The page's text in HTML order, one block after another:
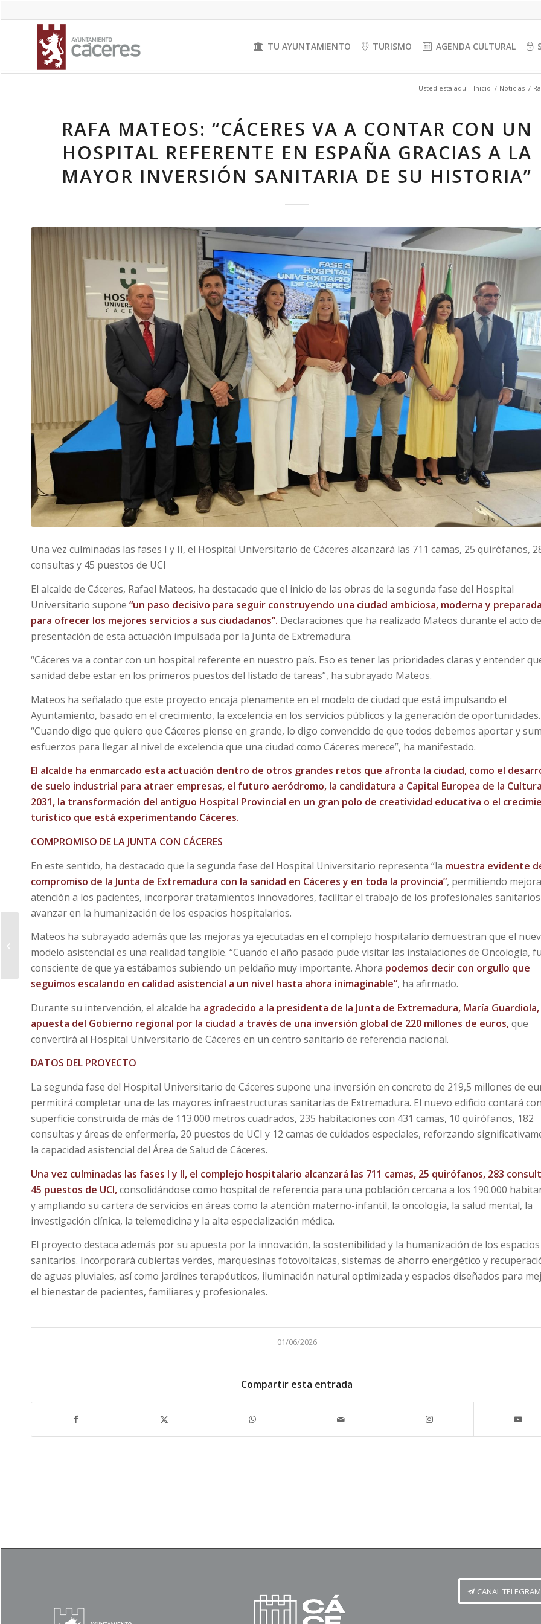
TU AYUNTAMIENTO TURISMO AGENDA CULTURAL
Usted está aquí: Inicio / Noticias /
RAFA MATEOS: “CÁCERES VA A CONTAR CON UN
HOSPITAL REFERENTE EN ESPAÑA GRACIAS A LA
MAYOR INVERSIÓN SANITARIA DE SU HISTORIA”
Una vez culminadas las fases I y II, el Hospital Universitario de Cáceres alcanzará las 711 camas, 25 quirófanos,
consultas y 45 puestos de UCI
El alcalde de Cáceres, Rafael Mateos, ha destacado que el inicio de las obras de la segunda fase del Hospital
Universitario supone “un paso decisivo para seguir construyendo una ciudad ambiciosa, moderna y preparada
para ofrecer los mejores servicios a sus ciudadanos”. Declaraciones que ha realizado Mateos durante el acto de
presentación de esta actuación impulsada por la Junta de Extremadura.
“Cáceres va a contar con un hospital referente en nuestro país. Eso es tener las prioridades claras y entender
sanidad debe estar en los primeros puestos del listado de tareas”, ha subrayado Mateos.
Mateos ha señalado que este proyecto encaja plenamente en el modelo de ciudad que está impulsando el
Ayuntamiento, basado en el crecimiento, la excelencia en los servicios públicos y la generación de oportunidades.
“Cuando digo que quiero que Cáceres piense en grande, lo digo convencido de que todos debemos aportar y
esfuerzos para llegar al nivel de excelencia que una ciudad como Cáceres merece”, ha manifestado.
El alcalde ha enmarcado esta actuación dentro de otros grandes retos que afronta la ciudad, como el
de suelo industrial para atraer empresas, el futuro aeródromo, la candidatura a Capital Europea de la Cultura
2031, la transformación del antiguo Hospital Provincial en un gran polo de creatividad educativa o el
turístico que está experimentando Cáceres.
COMPROMISO DE LA JUNTA CON CÁCERES
En este sentido, ha destacado que la segunda fase del Hospital Universitario representa “la muestra evidente
compromiso de la Junta de Extremadura con la sanidad en Cáceres y en toda la provincia”, permitiendo
atención a los pacientes, incorporar tratamientos innovadores, facilitar el trabajo de los profesionales
avanzar en la humanización de los espacios hospitalarios.
Mateos ha subrayado además que las mejoras ya ejecutadas en el complejo hospitalario demuestran que el
modelo asistencial es una realidad tangible. “Cuando el año pasado pude visitar las instalaciones de Oncología,
consciente de que ya estábamos subiendo un peldaño muy importante. Ahora podemos decir con orgullo que
seguimos escalando en calidad asistencial a un nivel hasta ahora inimaginable”, ha afirmado.
Durante su intervención, el alcalde ha agradecido a la presidenta de la Junta de Extremadura, María Guardiola,
apuesta del Gobierno regional por la ciudad a través de una inversión global de 220 millones de euros,que
convertirá al Hospital Universitario de Cáceres en un centro sanitario de referencia nacional.
DATOS DEL PROYECTO
La segunda fase del Hospital Universitario de Cáceres supone una inversión en concreto de 219,5 millones de
permitirá completar una de las mayores infraestructuras sanitarias de Extremadura. El nuevo edificio contará
superficie construida de más de 113.000 metros cuadrados, 235 habitaciones con 431 camas, 10 quirófanos, 182
consultas y áreas de enfermería, 20 puestos de UCI y 12 camas de cuidados especiales, reforzando
la capacidad asistencial del Área de Salud de Cáceres.
Una vez culminadas las fases I y II, el complejo hospitalario alcanzará las 711 camas, 25 quirófanos, 283
45 puestos de UCI,consolidándose como hospital de referencia para una población cercana a los 190.000
y ampliando su cartera de servicios en áreas como la atención materno-infantil, la oncología, la salud mental, la
investigación clínica, la telemedicina y la alta especialización médica.
El proyecto destaca además por su apuesta por la innovación, la sostenibilidad y la humanización de los espacios
sanitarios. Incorporará cubiertas verdes, marquesinas fotovoltaicas, sistemas de ahorro energético y
de aguas pluviales, así como jardines terapéuticos, iluminación natural optimizada y espacios diseñados para
el bienestar de pacientes, familiares y profesionales.
01/06/2026
Compartir esta entrada
CANAL TELEGRAM
Cáceres coordina sus
servicios ante la
activación del periodo
de peligro alto...